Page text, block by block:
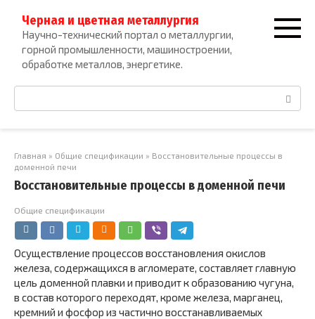
контенту
Черная и цветная металлургия
Научно-технический портал о металлургии,
горной промышленности, машиностроении,
обработке металлов, энергетике.
Поиск:
Главная » Общие спецификации » Восстановительные процессы в
доменной печи
Восстановительные процессы в доменной печи
Общие спецификации
Осуществление процессов восстановления окислов
железа, содержащихся в агломерате, составляет главную
цель доменной плавки и приводит к образованию чугуна,
в состав которого переходят, кроме железа, марганец,
кремний и фосфор из частично восстанавливаемых